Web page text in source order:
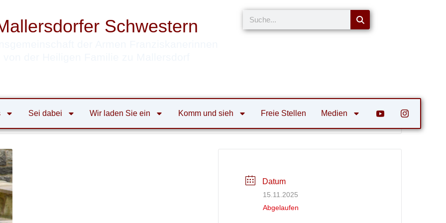
Schwestern
Suche
Sei dabei Wir laden Sie ein Komm und sieh Freie Stellen
Medien
Datum
15.11.2025
Abgelaufen